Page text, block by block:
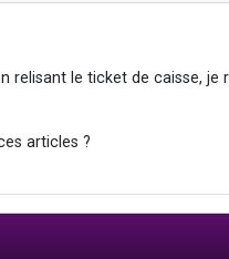
relisant le ticket de caisse, je
articles ?